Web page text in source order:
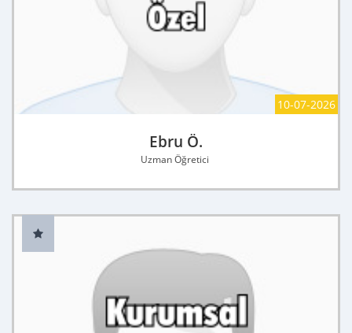
10-07-2026
Ebru Ö.
Uzman Öğretici